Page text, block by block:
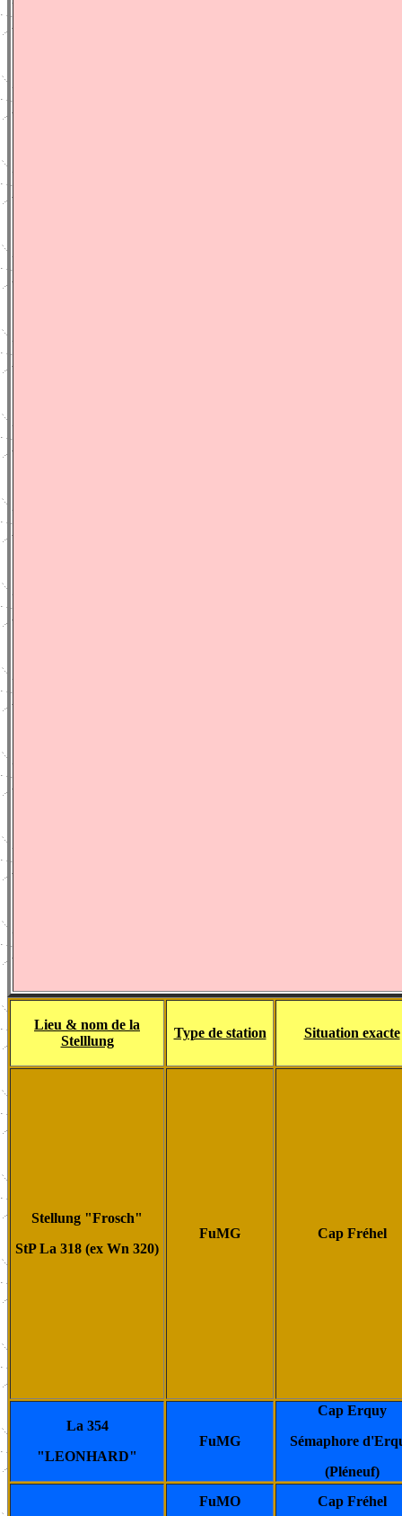
Lieu & nom de la
Stelllung
Type de station Situation exacte
Stellung "Frosch"
StP La 318 (ex Wn 320)
FuMG Cap Fréhel
La 354
"LEONHARD"
FuMG
Cap Erquy
Sémaphore
(Pléneuf)
FuMO
Cap Fréhel